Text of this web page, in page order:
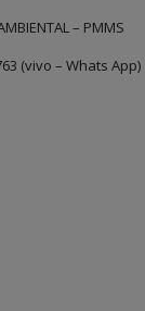
– PMMS
(vivo – Whats App)